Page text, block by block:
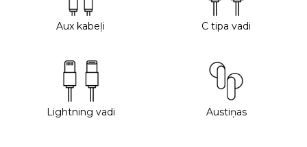
Aux kabeļi C tipa vadi
Lightning vadi Austiņas